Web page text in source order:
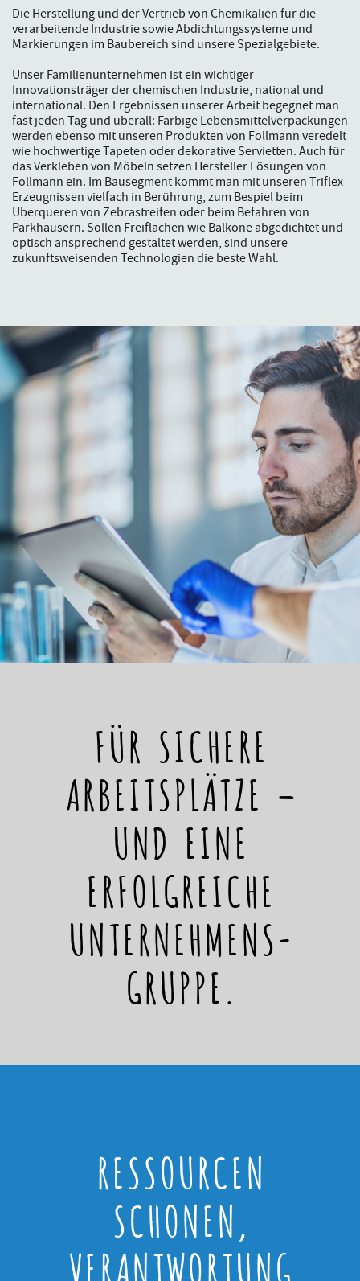
Die Herstellung und der Vertrieb von Chemikalien für die
verarbeitende Industrie sowie Abdichtungssysteme und
Markierungen im Baubereich sind unsere Spezialgebiete.
Unser Familienunternehmen ist ein wichtiger
Innovationsträger der chemischen Industrie, national und
international. Den Ergebnissen unserer Arbeit begegnet man
fast jeden Tag und überall: Farbige Lebensmittelverpackungen
werden ebenso mit unseren Produkten von Follmann veredelt
wie hochwertige Tapeten oder dekorative Servietten. Auch für
das Verkleben von Möbeln setzen Hersteller Lösungen von
Follmann ein. Im Bausegment kommt man mit unseren Triflex
Erzeugnissen vielfach in Berührung, zum Bespiel beim
Überqueren von Zebrastreifen oder beim Befahren von
Parkhäusern. Sollen Freiflächen wie Balkone abgedichtet und
optisch ansprechend gestaltet werden, sind unsere
zukunftsweisenden Technologien die beste Wahl.
FÜR SICHERE
ARBEITSPLÄTZE –
UND EINE
ERFOLGREICHE
UNTERNEHMENS-
GRUPPE.
RESSOURCEN
SCHONEN,
VERANTWORTUNG